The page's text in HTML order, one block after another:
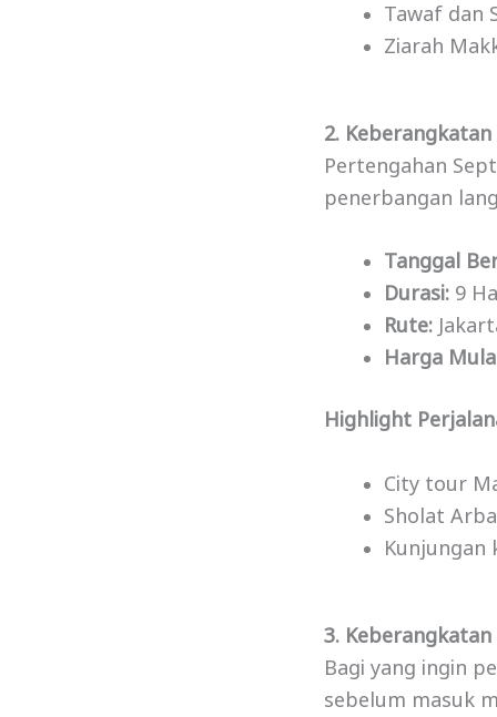
Tawaf dan
Ziarah
2.
Pertengahan
penerbangan
Tanggal
Durasi: 9
Rute:
Harga
Highlight
City tour
Sholat
Kunjungan
3.
Bagi yang ingin
sebelum masuk